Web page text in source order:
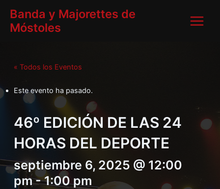
contenido
Banda y Majorettes de
Móstoles
Menu
« Todos los Eventos
Este evento ha pasado.
46º EDICIÓN DE LAS 24
HORAS DEL DEPORTE
septiembre 6, 2025 @ 12:00
pm-1:00 pm